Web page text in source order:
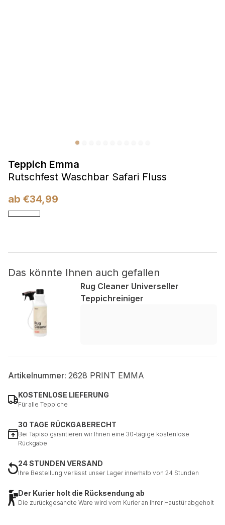
Teppich Emma
Rutschfest Waschbar Safari Fluss
ab €34,99
Das könnte Ihnen auch gefallen
Rug Cleaner Universeller
Teppichreiniger
Artikelnummer: 2628 PRINT EMMA
KOSTENLOSE LIEFERUNG
Für alle Teppiche
30 TAGE RÜCKGABERECHT
Bei Tapiso garantieren wir Ihnen eine 30-tägige kostenlose
Rückgabe
24 STUNDEN VERSAND
Ihre Bestellung verlässt unser Lager innerhalb von 24 Stunden
Der Kurier holt die Rücksendung ab
Die zurückgesandte Ware wird vom Kurier an Ihrer Haustür abgeholt
Marketing
Websites hinweg zu verfolgen. Das Ziel ist es, Anzeigen
anzuzeigen, die für den einzelnen Benutzer relevant und
ansprechend sind und somit wertvoller für Herausgeber und
Nicht kategorisiert.
Andere nicht kategorisierte Cookies sind solche, die
analysiert werden und noch keiner Kategorie zugeordnet
wurden.